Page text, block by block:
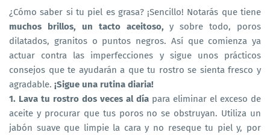
¿Cómo saber si tu piel es grasa? ¡Sencillo! Notarás que tiene
muchos brillos, un tacto aceitoso, y sobre todo, poros
dilatados, granitos o puntos negros. Así que comienza ya
actuar contra las imperfecciones y sigue unos prácticos
consejos que te ayudarán a que tu rostro se sienta fresco y
agradable. ¡Sigue una rutina diaria!
1. Lava tu rostro dos veces al día para eliminar el exceso de
aceite y procurar que tus poros no se obstruyan. Utiliza un
jabón suave que limpie la cara y no reseque tu piel y, por